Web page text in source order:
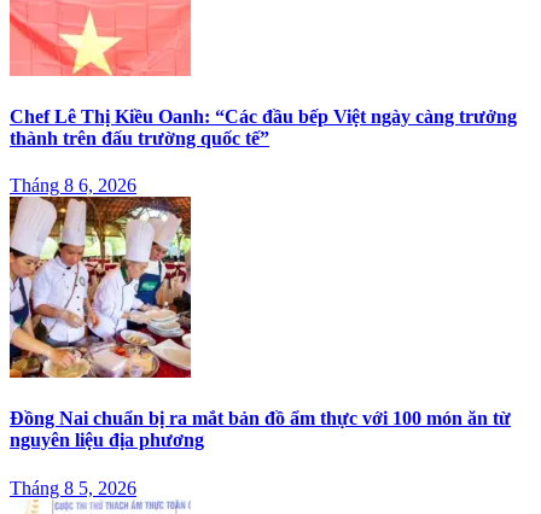
Chef Lê Thị Kiều Oanh: “Các đầu bếp Việt ngày càng trưởng
thành trên đấu trường quốc tế”
Tháng 8 6, 2026
Đồng Nai chuẩn bị ra mắt bản đồ ẩm thực với 100 món ăn từ
nguyên liệu địa phương
Tháng 8 5, 2026